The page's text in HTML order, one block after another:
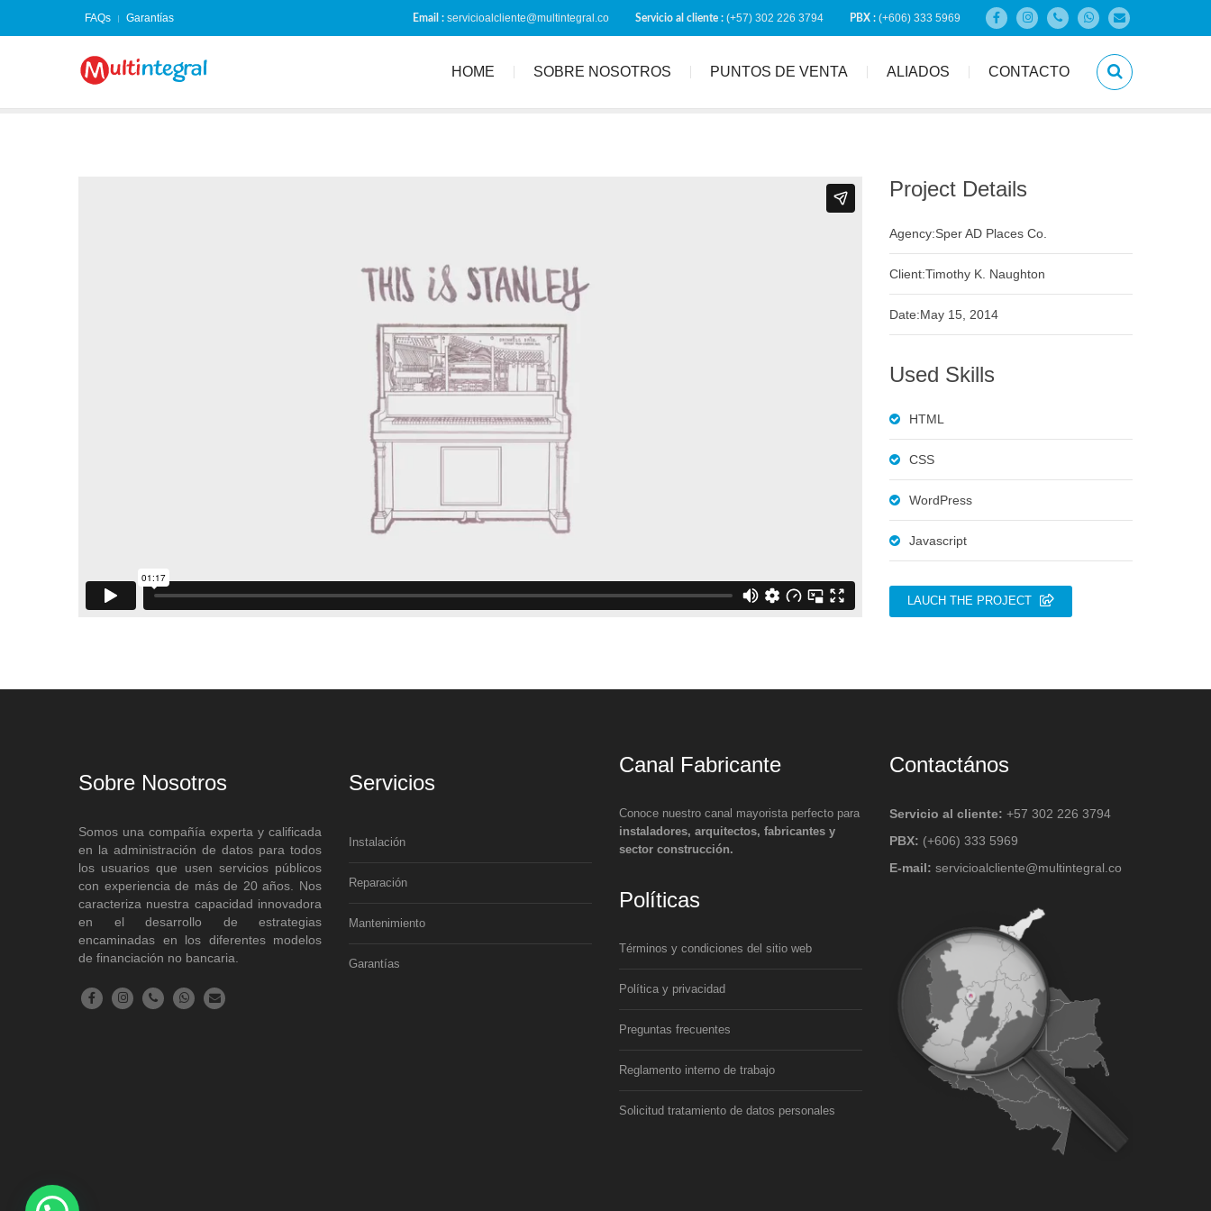
FAQs Garantías Email : servicioalcliente@multintegral.co Servicio al cliente : (+57) 302 226 3794 PBX : (+606) 333 5969
HOME SOBRE NOSOTROS PUNTOS DE VENTA ALIADOS CONTACTO
Project Details
Agency:Sper AD Places Co.
Client:Timothy K. Naughton
Date:May 15, 2014
Used Skills
HTML
CSS
WordPress
Javascript
LAUCH THE PROJECT
Sobre Nosotros
Somos una compañía experta y calificada
en la administración de datos para todos
los usuarios que usen servicios públicos
con experiencia de más de 20 años. Nos
caracteriza nuestra capacidad innovadora
en el desarrollo de estrategias
encaminadas en los diferentes modelos
de financiación no bancaria.
Servicios
Instalación
Reparación
Mantenimiento
Garantías
Canal Fabricante
Conoce nuestro canal mayorista perfecto para
instaladores, arquitectos, fabricantes y
sector construcción.
Políticas
Términos y condiciones del sitio web
Política y privacidad
Preguntas frecuentes
Reglamento interno de trabajo
Solicitud tratamiento de datos personales
Contactános
Servicio al cliente: +57 302 226 3794
PBX: (+606) 333 5969
E-mail: servicioalcliente@multintegral.co